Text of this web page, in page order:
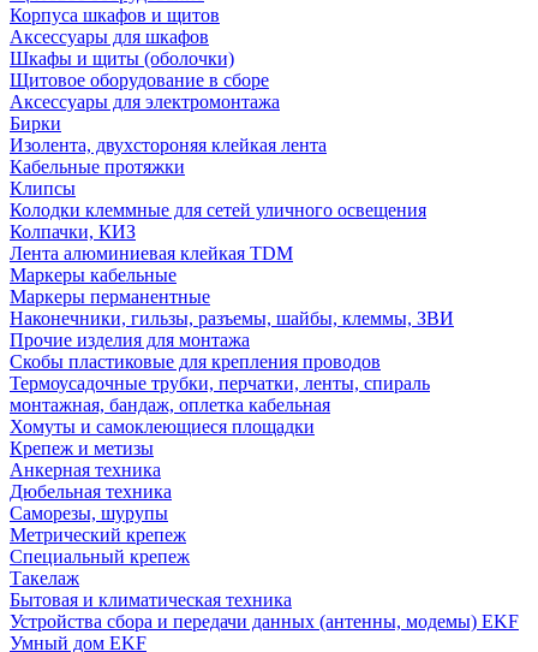
Корпуса шкафов и щитов
Аксессуары для шкафов
Шкафы и щиты (оболочки)
Щитовое оборудование в сборе
Аксессуары для электромонтажа
Бирки
Изолента, двухстороняя клейкая лента
Кабельные протяжки
Клипсы
Колодки клеммные для сетей уличного освещения
Колпачки, КИЗ
Лента алюминиевая клейкая TDM
Маркеры кабельные
Маркеры перманентные
Наконечники, гильзы, разъемы, шайбы, клеммы, ЗВИ
Прочие изделия для монтажа
Скобы пластиковые для крепления проводов
Термоусадочные трубки, перчатки, ленты, спираль
монтажная, бандаж, оплетка кабельная
Хомуты и самоклеющиеся площадки
Крепеж и метизы
Анкерная техника
Дюбельная техника
Саморезы, шурупы
Метрический крепеж
Специальный крепеж
Такелаж
Бытовая и климатическая техника
Устройства сбора и передачи данных (антенны, модемы) EKF
Умный дом EKF